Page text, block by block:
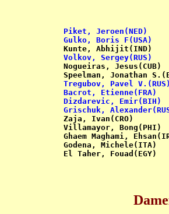
Piket, Jeroen(NED)
Gulko, Boris F(USA)
Kunte,
Volkov, Sergey(RUS)
Nogueiras,
Speelman,
Tregubov, Pavel V.(RUS)
Bacrot, Etienne(FRA)
Dizdarevic, Emir(BIH)
Grischuk,
Zaja, Ivan(CRO)
Villamayor,
Ghaem
Godena,
El Taher,